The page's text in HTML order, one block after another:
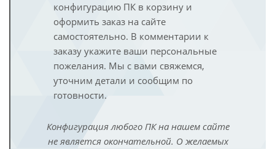
конфигурацию ПК в корзину и
оформить заказ на сайте
самостоятельно. В комментарии к
заказу укажите ваши персональные
пожелания. Мы с вами свяжемся,
уточним детали и сообщим по
готовности.
Конфигурация любого ПК на нашем сайте
не является окончательной. О желаемых